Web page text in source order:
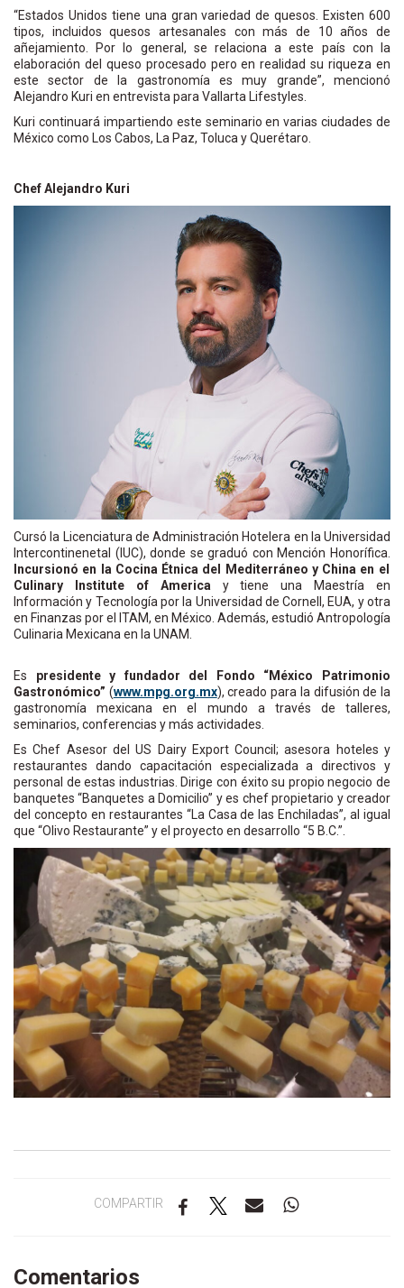
“Estados Unidos tiene una gran variedad de quesos. Existen 600
tipos, incluidos quesos artesanales con más de 10 años de
añejamiento. Por lo general, se relaciona a este país con la
elaboración del queso procesado pero en realidad su riqueza en
este sector de la gastronomía es muy grande”, mencionó
Alejandro Kuri en entrevista para Vallarta Lifestyles.
Kuri continuará impartiendo este seminario en varias ciudades de
México como Los Cabos, La Paz, Toluca y Querétaro.
Chef Alejandro Kuri
Cursó la Licenciatura de Administración Hotelera en la Universidad
Intercontinenetal (IUC), donde se graduó con Mención Honorífica.
Incursionó en la Cocina Étnica del Mediterráneo y China en el
Culinary Institute of America y tiene una Maestría en
Información y Tecnología por la Universidad de Cornell, EUA, y otra
en Finanzas por el ITAM, en México. Además, estudió Antropología
Culinaria Mexicana en la UNAM.
Es presidente y fundador del Fondo “México Patrimonio
Gastronómico” (www.mpg.org.mx), creado para la difusión de la
gastronomía mexicana en el mundo a través de talleres,
seminarios, conferencias y más actividades.
Es Chef Asesor del US Dairy Export Council; asesora hoteles y
restaurantes dando capacitación especializada a directivos y
personal de estas industrias. Dirige con éxito su propio negocio de
banquetes “Banquetes a Domicilio” y es chef propietario y creador
del concepto en restaurantes “La Casa de las Enchiladas”, al igual
que “Olivo Restaurante” y el proyecto en desarrollo “5 B.C.”.
COMPARTIR
Comentarios